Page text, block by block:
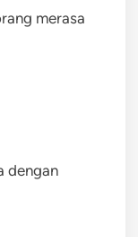
merasa
dengan